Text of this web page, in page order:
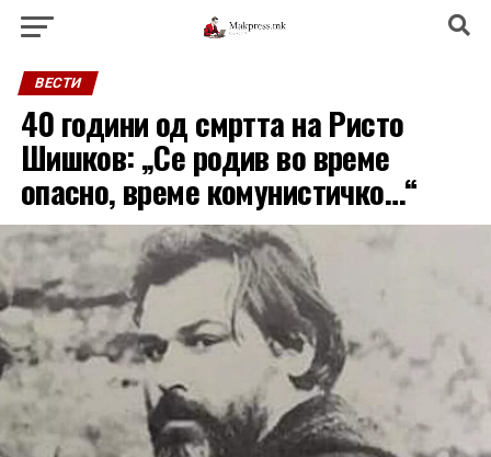
ВЕСТИ
40 години од смртта на Ристо
Шишков: „Се родив во време
опасно, време комунистичко…“